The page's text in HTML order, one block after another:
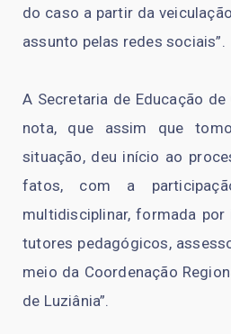
do caso a partir da
assunto pelas redes sociais”.
A Secretaria de Educação
nota, que assim que
situação, deu início ao
fatos, com a
multidisciplinar, formada por
tutores pedagógicos,
meio da Coordenação
de Luziânia”.